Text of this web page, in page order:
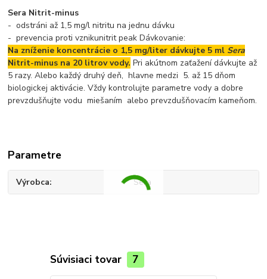
Sera Nitrit-minus
- odstráni až 1,5 mg/l nitritu na jednu dávku
- prevencia proti vznikunitrit peak Dávkovanie:
Na zníženie koncentrácie o 1,5 mg/liter dávkujte 5 ml Sera
Nitrit-minus na 20 litrov vody. Pri akútnom zaťažení dávkujte až
5 razy. Alebo každý druhý deň, hlavne medzi 5. až 15 dňom
biologickej aktivácie. Vždy kontrolujte parametre vody a dobre
prevzdušňujte vodu miešaním alebo prevzdušňovacím kameňom.
Parametre
Výrobca Sera
Súvisiaci tovar 7